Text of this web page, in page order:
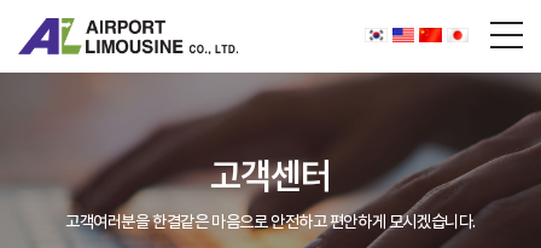
고객센터
고객여러분을 한결같은 마음으로 안전하고 편안하게 모시겠습니다.